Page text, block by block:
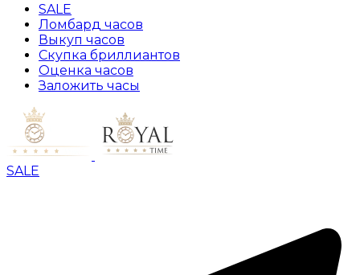
SALE
Ломбард часов
Выкуп часов
Скупка бриллиантов
Оценка часов
Заложить часы
SALE